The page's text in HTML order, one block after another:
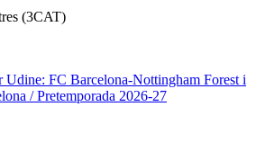
(3CAT)
Udine: FC Barcelona-Nottingham Forest i
/ Pretemporada 2026-27